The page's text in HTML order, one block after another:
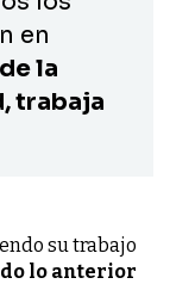
en
la
trabaja
su trabajo
lo anterior